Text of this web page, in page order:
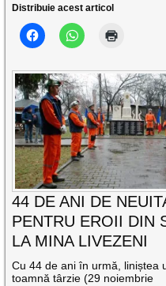
Distribuie acest articol
44 DE ANI DE
PENTRU EROII DIN
LA MINA LIVEZENI
Cu 44 de ani în urmă, liniștea
toamnă târzie (29 noiembrie